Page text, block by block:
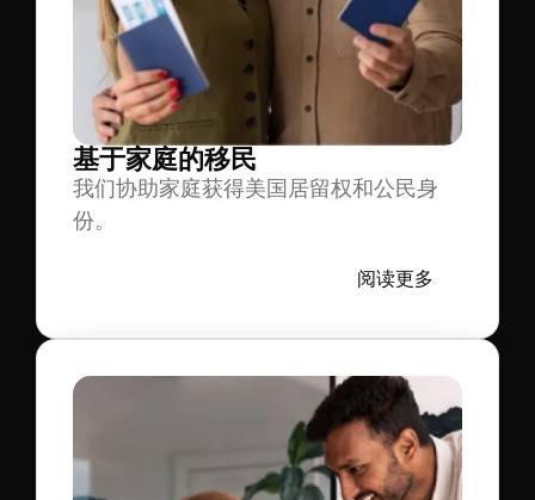
基于家庭的移民
我们协助家庭获得美国居留权和公民身
份。
阅读更多